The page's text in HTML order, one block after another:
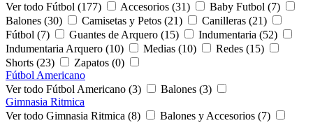
Ver todo Fútbol (177)
Accesorios (31)
Baby Futbol (7)
Balones (30)
Camisetas y Petos (21)
Canilleras (21)
Fútbol (7)
Guantes de Arquero (15)
Indumentaria (52)
Indumentaria Arquero (10)
Medias (10)
Redes (15)
Shorts (23)
Zapatos (0)
Fútbol Americano
Ver todo Fútbol Americano (3)
Balones (3)
Gimnasia Ritmica
Ver todo Gimnasia Ritmica (8)
Balones y Accesorios (7)